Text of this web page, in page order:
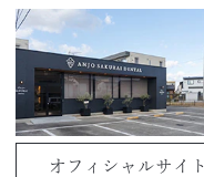
オフィシャルサイト